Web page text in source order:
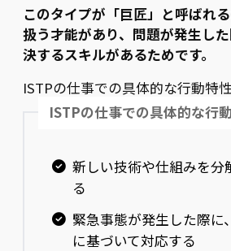
このタイプが「巨匠」と呼ばれ
扱う才能があり、問題が発生し
決するスキルがあるためです。
ISTPの仕事での具体的な行動特
ISTPの仕事での具体的な行
新しい技術や仕組みを分
る
緊急事態が発生した際に
に基づいて対応する